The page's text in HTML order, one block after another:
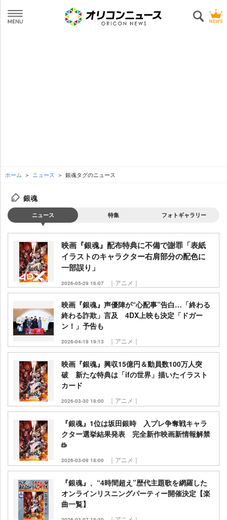
ホーム ニュース 銀魂タグのニュース
銀魂
ニュース 特集 フォトギャラリー
映画『銀魂』配布特典に不備で謝罪「表紙
イラストのキャラクター右肩部分の配色に
一部誤り」
2026-05-29 16:07 ｜アニメ｜
映画『銀魂』声優陣が“心配事”告白…「終わる
終わる詐欺」言及 4DX上映も決定「ドガー
ン！」予告も
2026-04-19 19:13 ｜アニメ｜
映画『銀魂』興収15億円＆動員数100万人突
破 新たな特典は「ifの世界」描いたイラスト
カード
2026-03-30 18:00 ｜アニメ｜
『銀魂』1位は坂田銀時 入プレ争奪戦キャラ
クター選挙結果発表 完全新作映画新情報解禁
2026-03-09 18:00 ｜アニメ｜
『銀魂』、“4時間超え”歴代主題歌を網羅した
オンラインリスニングパーティー開催決定【楽
曲一覧】